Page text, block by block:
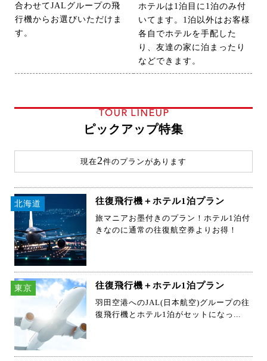
合わせてJALグループの飛
行機からお選びいただけま
す。
ホテルは1泊目に1泊のみ付
いてます。1泊以外はお客様
各自でホテルを手配した
り、友達の家に泊まったり
などできます。
TOUR LINEUP
ピックアップ特集
現在2件のプランがあります
北海道 往復飛行機＋ホテル1泊プラン
旅マニアお墨付きのプラン！ホテル1泊付
きなのに通常の往復航空券よりお得！
東京 往復飛行機＋ホテル1泊プラン
羽田空港へのJAL(日本航空)グループの往
復飛行機とホテル1泊がセットになっ...